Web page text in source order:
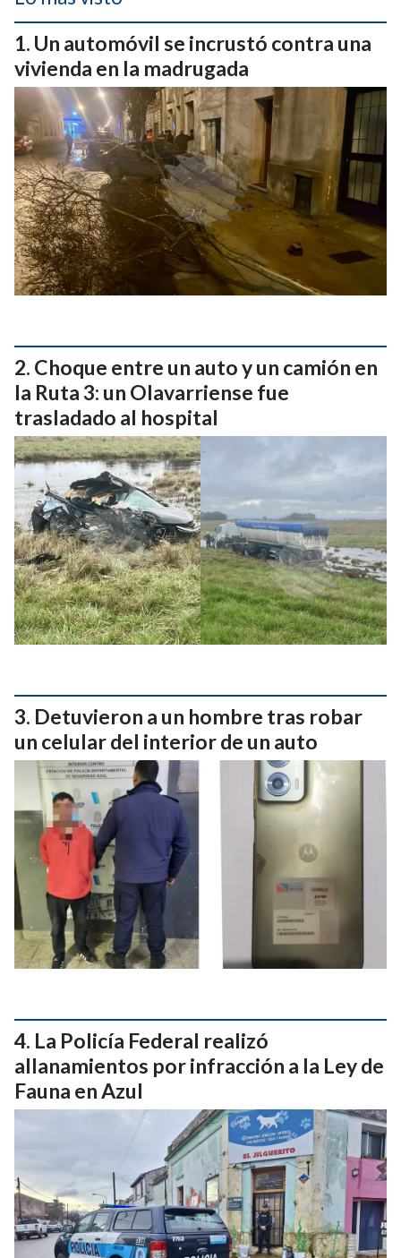
Un automóvil se incrustó contra una
vivienda en la madrugada
Choque entre un auto y un camión en
la Ruta 3: un Olavarriense fue
trasladado al hospital
Detuvieron a un hombre tras robar
un celular del interior de un auto
La Policía Federal realizó
allanamientos por infracción a la Ley de
Fauna en Azul